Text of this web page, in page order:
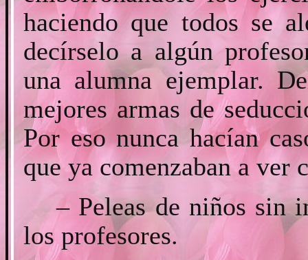
haciendo que todos se
decírselo a algún
una alumna ejemplar.
mejores armas de
Por eso nunca hacían
que ya comenzaban a ver
– Peleas de niños sin
los profesores.